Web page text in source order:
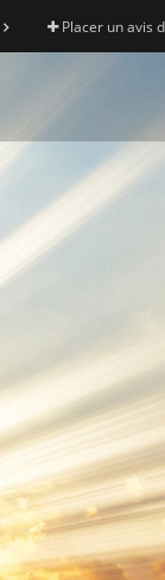
Placer un avis